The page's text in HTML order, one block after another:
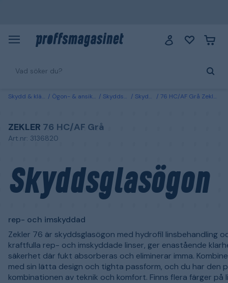
Skydd & kläder Ögon- & ansiktsskydd Skyddsglasögon Skyddsglasögon 76 HC/AF Grå Zekler Skyddsglasögon rep- och imskyddad Grå
ZEKLER 76 HC/AF Grå
Art.nr: 3136820
Skyddsglasögon
rep- och imskyddad
Zekler 76 är skyddsglasögon med hydrofil linsbehandling
kraftfulla rep- och imskyddade linser, ger enastående
säkerhet där fukt absorberas och eliminerar imma.
med sin lätta design och tighta passform, och du har den
kombinationen av teknik och komfort. Finns flera färger på